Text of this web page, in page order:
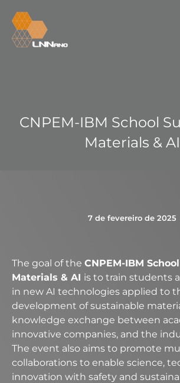
CNPEM-IBM School
Materials & AI
7 de fevereiro de 2025
The goal of the CNPEM-IBM
Materials & AI is to train students
in new AI technologies applied to
development of sustainable
knowledge exchange between
innovative companies, and the
The event also aims to promote
collaborations to enable science,
innovation with safety and